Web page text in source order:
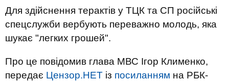
Для здійснення терактів у ТЦК та СП російські
спецслужби вербують переважно молодь, яка
шукає "легких грошей".
Про це повідомив глава МВС Ігор Клименко,
передає Цензор.НЕТ із посиланням на РБК-